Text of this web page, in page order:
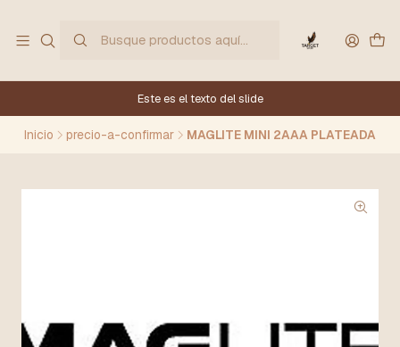
Este es el texto del slide
Inicio precio-a-confirmar MAGLITE MINI 2AAA PLATEADA